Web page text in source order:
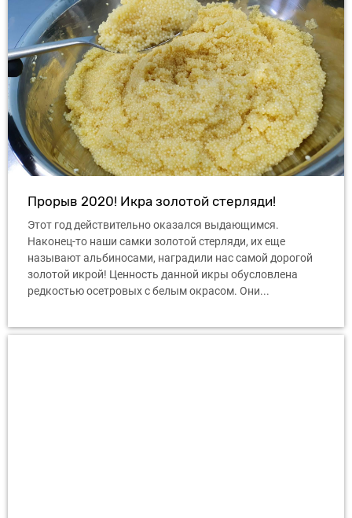
Прорыв 2020! Икра золотой стерляди!
Этот год действительно оказался выдающимся.
Наконец-то наши самки золотой стерляди, их еще
называют альбиносами, наградили нас самой дорогой
золотой икрой! Ценность данной икры обусловлена ​​
редкостью осетровых с белым окрасом. Они...